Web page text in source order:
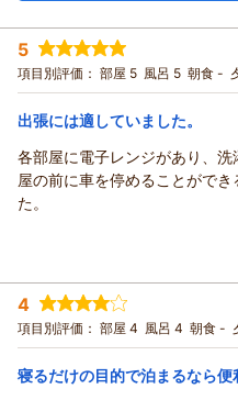
5
項目別評価： 部屋 5 風呂 5 朝食 -
出張には適していました。
各部屋に電子レンジがあり、
屋の前に車を停めることがで
た。
投稿者： マコトさん(男性/50代)
宿泊プラン： 【スタンダード】ビジ
ンク付【駐車場至近＆無料】
ダブル
宿泊価格帯： 5,001～6,000円(大人
4
項目別評価： 部屋 4 風呂 4 朝食 -
寝るだけの目的で泊まるなら便